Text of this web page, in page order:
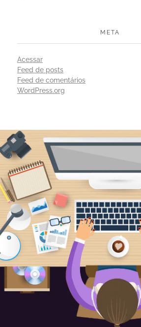
META
Acessar
Feed de posts
Feed de comentários
WordPress.org